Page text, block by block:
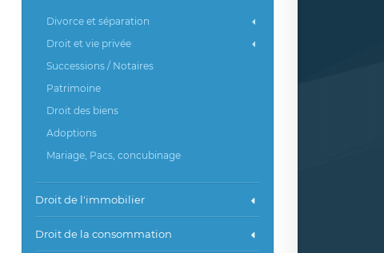
Divorce et séparation
Droit et vie privée
Successions / Notaires
Patrimoine
Droit des biens
Adoptions
Mariage, Pacs, concubinage
Droit de l'immobilier
Droit de la consommation